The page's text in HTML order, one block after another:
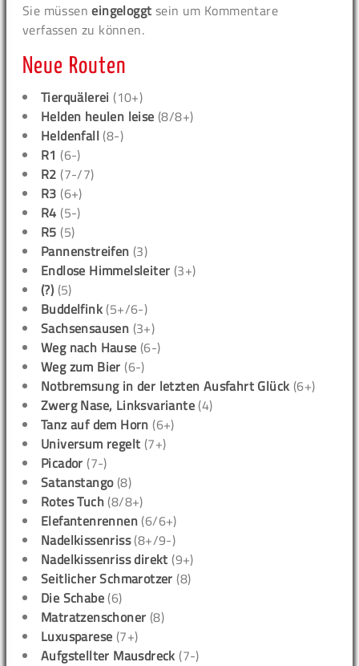
Sie müsseneingeloggt sein um Kommentare
verfassen zu können.
Neue Routen
Tierquälerei (10+)
Helden heulen leise (8/8+)
Heldenfall (8-)
R1 (6-)
R2 (7-/7)
R3 (6+)
R4 (5-)
R5 (5)
Pannenstreifen (3)
Endlose Himmelsleiter (3+)
(?) (5)
Buddelfink (5+/6-)
Sachsensausen (3+)
Weg nach Hause (6-)
Weg zum Bier (6-)
Notbremsung in der letzten Ausfahrt Glück (6+)
Zwerg Nase, Linksvariante (4)
Tanz auf dem Horn (6+)
Universum regelt (7+)
Picador (7-)
Satanstango(8)
Rotes Tuch (8/8+)
Elefantenrennen (6/6+)
Nadelkissenriss(8+/9-)
Nadelkissenriss direkt (9+)
Seitlicher Schmarotzer (8)
Die Schabe (6)
Matratzenschoner (8)
Luxusparese (7+)
Aufgstellter Mausdreck (7-)